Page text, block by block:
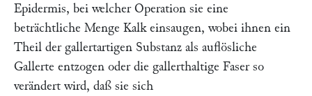
Epidermis, bei welcher Operation sie eine
beträchtliche Menge Kalk einsaugen, wobei ihnen ein
Theil der gallertartigen Substanz als auflösliche
Gallerte entzogen oder die gallerthaltige Faser so
verändert wird, daß sie sich